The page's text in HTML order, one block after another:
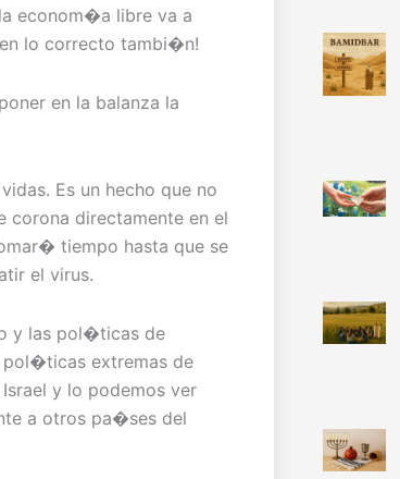
econom�a libre va a
lo correcto tambi�n!
en la balanza la
Es un hecho que no
corona directamente en el
tiempo hasta que se
el virus.
y las pol�ticas de
extremas de
y lo podemos ver
a otros pa�ses del